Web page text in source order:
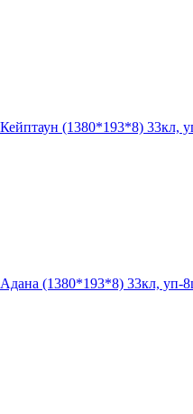
(1380*193*8) 33кл,
(1380*193*8) 33кл, уп-